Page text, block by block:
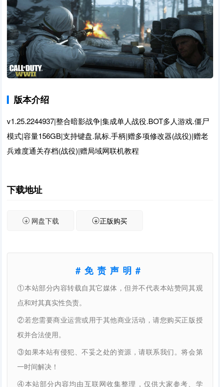
版本介绍
v1.25.2244937|整合暗影战争|集成单人战役.BOT多人游戏.僵尸
模式|容量156GB|支持键盘.鼠标.手柄|赠多项修改器(战役)|赠老
兵难度通关存档(战役)|赠局域网联机教程
下载地址
网盘下载 正版购买
#免责声明#
①本站部分内容转载自其它媒体，但并不代表本站赞同其观
点和对其真实性负责。
②若您需要商业运营或用于其他商业活动，请您购买正版授
权并合法使用。
③如果本站有侵犯、不妥之处的资源，请联系我们。将会第
一时间解决！
④本站部分内容均由互联网收集整理，仅供大家参考、学